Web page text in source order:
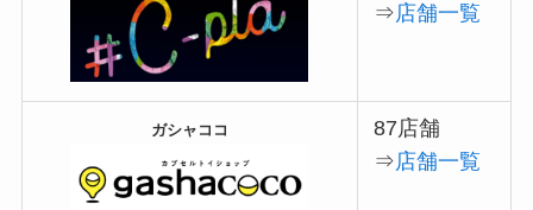
⇒店舗一覧
ガシャココ
87店舗
⇒店舗一覧